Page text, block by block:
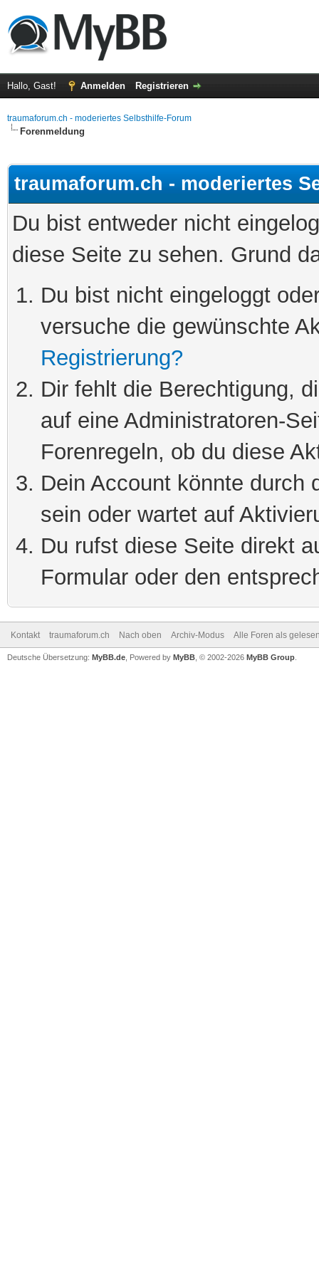
Hallo, Gast! Anmelden Registrieren
traumaforum.ch - moderiertes Selbsthilfe-Forum
Forenmeldung
traumaforum.ch - moderiertes
Du bist entweder nicht
diese Seite zu sehen. Grund
Du bist nicht eingeloggt
versuche die gewünschte
Registrierung?
Dir fehlt die Berechtigung,
auf eine Administratoren-
Forenregeln, ob du diese
Dein Account könnte durch
sein oder wartet auf
Du rufst diese Seite direkt
Formular oder den
Kontakt traumaforum.ch Nach oben Archiv-Modus Alle Foren als
Deutsche Übersetzung: MyBB.de , Powered by MyBB , © 2002-2026 MyBB Group